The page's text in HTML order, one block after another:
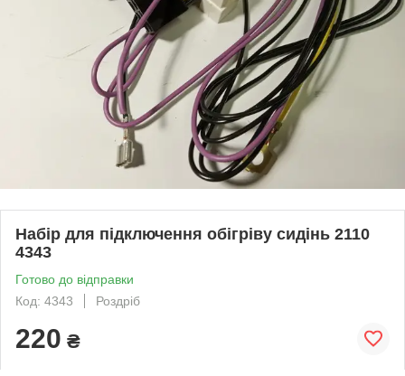
Набір для підключення обігріву сидінь 2110
4343
Готово до відправки
Код: 4343
Роздріб
220 ₴